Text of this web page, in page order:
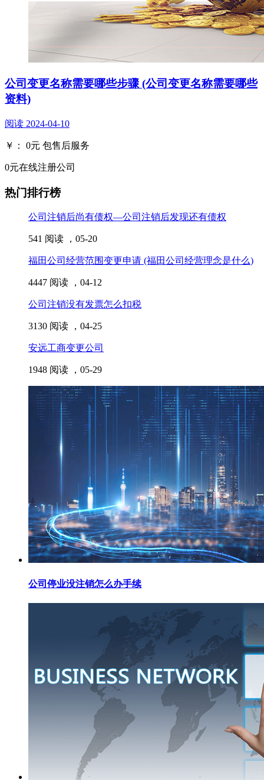
公司变更名称需要哪些步骤 (公司变更名称需要哪些
资料)
阅读 2024-04-10
￥： 0元 包售后服务
0元在线注册公司
热门排行榜
公司注销后尚有债权—公司注销后发现还有债权
541 阅读 ， 05-20
福田公司经营范围变更申请 (福田公司经营理念是什么)
4447 阅读 ， 04-12
公司注销没有发票怎么扣税
3130 阅读 ， 04-25
安远工商变更公司
1948 阅读 ， 05-29
公司停业没注销怎么办手续